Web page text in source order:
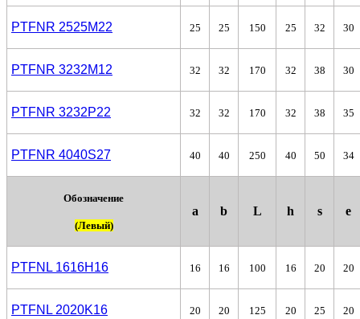
PTFNR 2525M22 25 25 150 25 32 30
PTFNR 3232М12 32 32 170 32 38 30
PTFNR 3232P22 32 32 170 32 38 35
PTFNR 4040S27 40 40 250 40 50 34
Обозначение
(Левый)
a b L h s e
PTFNL 1616H16 16 16 100 16 20 20
PTFN L 2020K16 20 20 125 20 25 20